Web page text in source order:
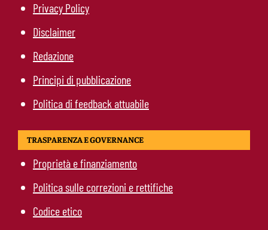
Privacy Policy
Disclaimer
Redazione
Principi di pubblicazione
Politica di feedback attuabile
TRASPARENZA E GOVERNANCE
Proprietà e finanziamento
Politica sulle correzioni e rettifiche
Codice etico